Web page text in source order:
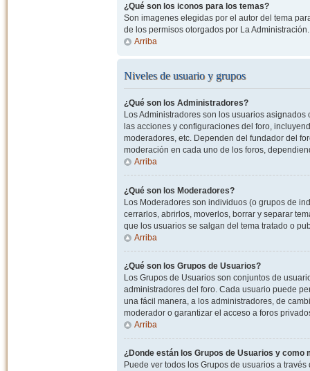
¿Qué son los iconos para los temas?
Son imagenes elegidas por el autor del tema
de los permisos otorgados por La Administración.
Arriba
Niveles de usuario y grupos
¿Qué son los Administradores?
Los Administradores son los usuarios
las acciones y configuraciones del foro,
moderadores, etc. Dependen del fundador del
moderación en cada uno de los foros,
Arriba
¿Qué son los Moderadores?
Los Moderadores son individuos (o grupos de
cerrarlos, abrirlos, moverlos, borrar y separar
que los usuarios se salgan del tema tratado o
Arriba
¿Qué son los Grupos de Usuarios?
Los Grupos de Usuarios son conjuntos de
administradores del foro. Cada usuario puede
una fácil manera, a los administradores, de
moderador o garantizar el acceso a foros
Arriba
¿Donde están los Grupos de Usuarios y como
Puede ver todos los Grupos de usuarios a